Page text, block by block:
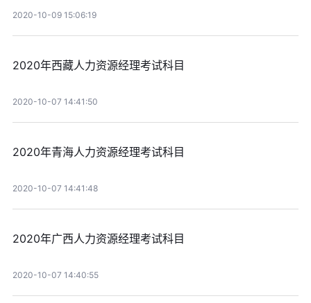
2020-10-09 15:06:19
2020年西藏人力资源经理考试科目
2020-10-07 14:41:50
2020年青海人力资源经理考试科目
2020-10-07 14:41:48
2020年广西人力资源经理考试科目
2020-10-07 14:40:55